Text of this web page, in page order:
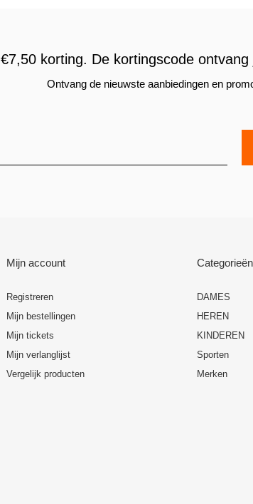
korting. De kortingscode
Ontvang de nieuwste aanbiedingen en
Mijn account
Registreren
Mijn bestellingen
Mijn tickets
Mijn verlanglijst
Vergelijk producten
Categorieën
DAMES
HEREN
KINDEREN
Sporten
Merken